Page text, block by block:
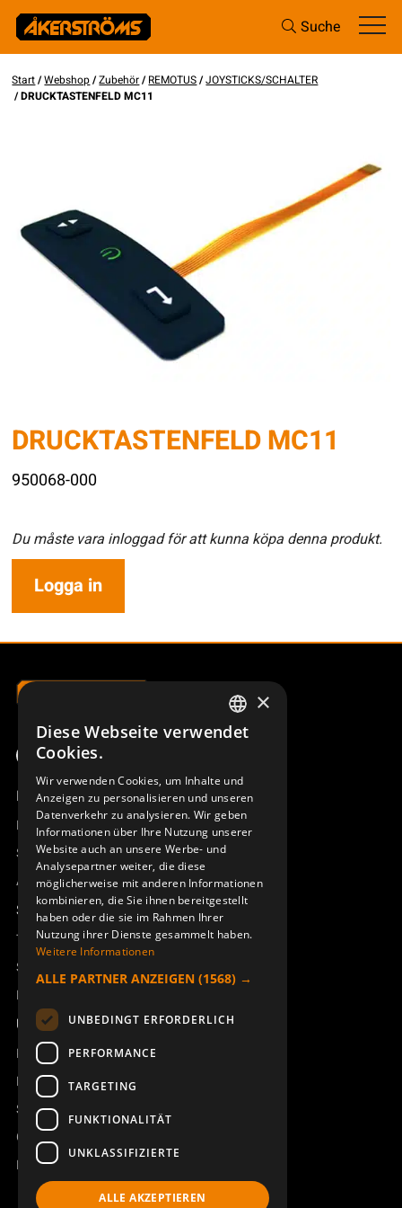
Suche
Start/Webshop/Zubehör/REMOTUS/JOYSTICKS/SCHALTER
/ DRUCKTASTENFELD MC11
DRUCKTASTENFELD MC11
950068-000
Du måste vara inloggad för att kunna köpa denna produkt.
Logga in
Produktübersicht
Remotus
Sesam
Access_Ctrl
Support
Technischer Support
Service buchen
Handbücher und Videoanleitungen
Über Åkerströms
Kontakt
Neuigkeiten
Sicherheit und Richtlinien
Geschäftsbedingungen
REACH
SWEDISH
DEUTSCH
×
Diese Webseite verwendet
Cookies.
Wir verwenden Cookies, um Inhalte und
Anzeigen zu personalisieren und unseren
Datenverkehr zu analysieren. Wir geben
Informationen über Ihre Nutzung unserer
Website auch an unsere Werbe- und
Analysepartner weiter, die diese
möglicherweise mit anderen Informationen
kombinieren, die Sie ihnen bereitgestellt
haben oder die sie im Rahmen Ihrer
Nutzung ihrer Dienste gesammelt haben.
Weitere Informationen
ALLE PARTNER ANZEIGEN (1568) →
UNBEDINGT ERFORDERLICH
PERFORMANCE
TARGETING
FUNKTIONALITÄT
UNKLASSIFIZIERTE
ALLE AKZEPTIEREN